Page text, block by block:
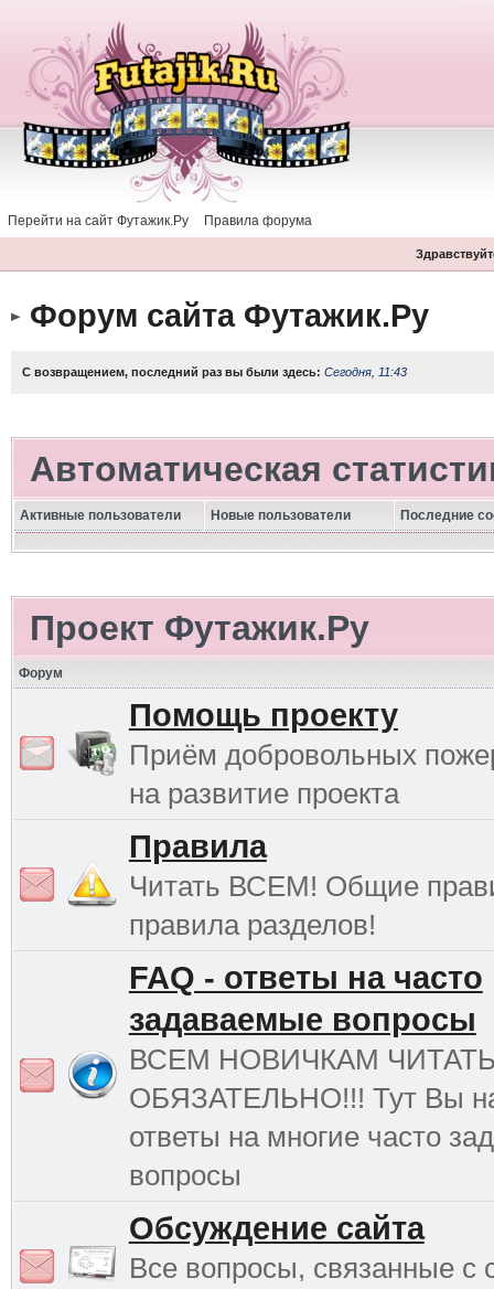
Перейти на сайт Футажик.Ру Правила форума
Форум сайта Футажик.Ру
С возвращением, последний раз вы были здесь: Сегодня, 11:43
Автоматическая
Активные пользователи Новые пользователи Последние
Проект Футажик.Ру
Форум
Помощь проекту
Приём добровольных
на развитие проекта
Правила
Читать ВСЕМ! Общие
правила разделов!
FAQ - ответы на часто
задаваемые вопросы
ВСЕМ НОВИЧКАМ
ОБЯЗАТЕЛЬНО!!! Тут Вы
ответы на многие часто
вопросы
Обсуждение сайта
Все вопросы, связанные с